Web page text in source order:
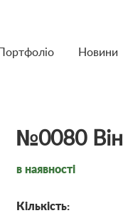
Портфоліо Новини
№0080
в наявності
Кількість: